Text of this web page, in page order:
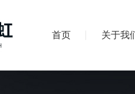
首页 关于我